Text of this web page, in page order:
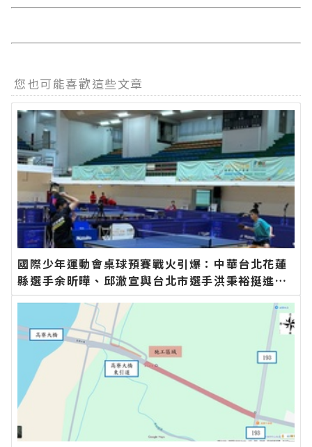
您也可能喜歡這些文章
國際少年運動會桌球預賽戰火引爆：中華台北花蓮
縣選手余昕曄、邱澈宣與台北市選手洪秉裕挺進男
子單打八強∣花蓮新聞網官方網站各類新聞－最快
速的今日新聞報導 最新的在地資訊！